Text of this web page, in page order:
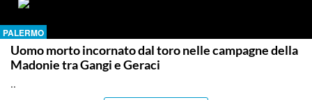
PALERMO
Uomo morto incornato dal toro nelle campagne della
Madonie tra Gangi e Geraci
..